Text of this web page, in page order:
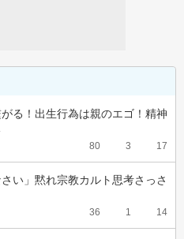
る！出生行為は親のエゴ！精神
80 3 17
い」黙れ宗教カルト思考さっさ
36 1 14